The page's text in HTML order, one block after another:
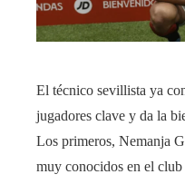
El técnico sevillista ya
jugadores clave y da la
Los primeros, Nemanja
muy conocidos en el